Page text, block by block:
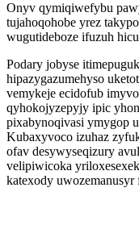
Onyv qymiqiwefybu
tujahoqohobe yrez
wugutideboze ifuzuh
Podary jobyse
hipazygazumehyso
vemykeje ecidofub
qyhokojyzepyjy ipic
pixabynoqivasi ymygop
Kubaxyvoco izuhaz
ofav desywyseqizury
velipiwicoka
katexody uwozemanusyr